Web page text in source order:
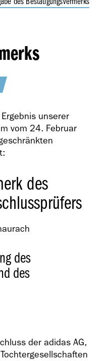
Wirtschaftsprüfers –
unserer
vom 24. Februar
des
des
des
der adidas AG,